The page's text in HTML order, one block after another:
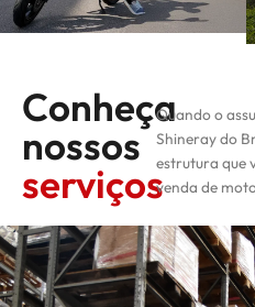
Conheça
nossos
serviços
Quando o
Shineray do
estrutura que
venda de